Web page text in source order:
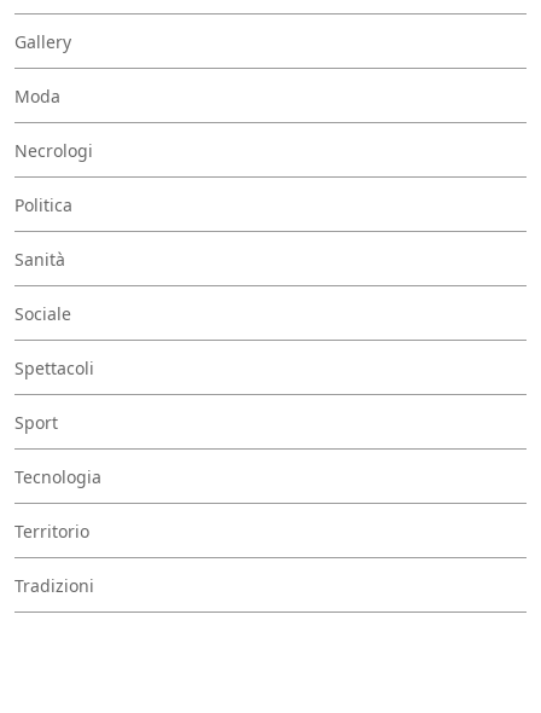
Gallery
Moda
Necrologi
Politica
Sanità
Sociale
Spettacoli
Sport
Tecnologia
Territorio
Tradizioni